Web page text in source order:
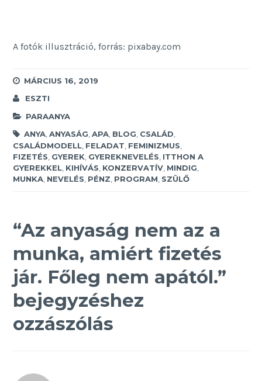
A fotók illusztráció, forrás: pixabay.com
MÁRCIUS 16, 2019
ESZTI
PARAANYA
ANYA ,ANYASÁG ,APA BLOG CSALÁD
CSALÁDMODELL FELADAT FEMINIZMUS
FIZETÉS GYEREK GYEREKNEVELÉS ITTHON A
GYEREKKEL KIHÍVÁS KONZERVATÍV MINDIG
MUNKA NEVELÉS PÉNZ PROGRAM SZÜLŐ
“Az anyaság nem az a
munka, amiért fizetés
jár. Főleg nem apától.”
bejegyzéshez
ozzászólás